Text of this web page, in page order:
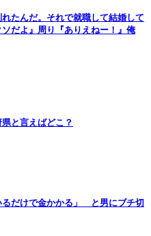
たんだ。それで就職して結婚して
だよ』周り『ありえねー！』俺
と言えばどこ？
るだけで金かかる」 と男にブチ切